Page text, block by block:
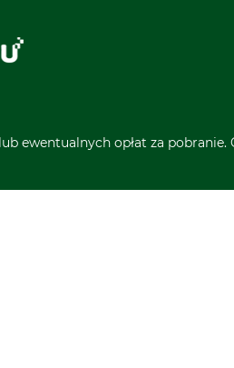
ewentualnych opłat za